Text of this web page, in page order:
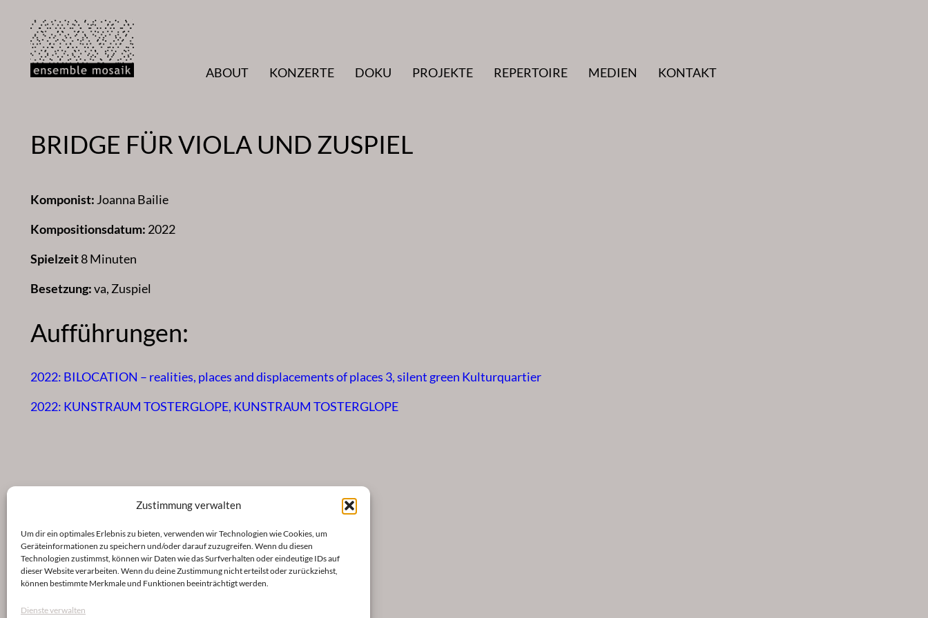
Zustimmung verwalten
Um dir ein optimales Erlebnis zu bieten, verwenden wir Technologien wie Cookies, um
Geräteinformationen zu speichern und/oder darauf zuzugreifen. Wenn du diesen
Technologien zustimmst, können wir Daten wie das Surfverhalten oder eindeutige IDs auf
dieser Website verarbeiten. Wenn du deine Zustimmung nicht erteilst oder zurückziehst,
können bestimmte Merkmale und Funktionen beeinträchtigt werden.
Dienste verwalten
Inhalt
springen
ABOUT
KONZERTE DOKU PROJEKTE REPERTOIRE MEDIEN KONTAKT
BRIDGE FÜR VIOLA UND ZUSPIEL
Komponist:Joanna Bailie
Kompositionsdatum: 2022
Spielzeit8 Minuten
Besetzung:va, Zuspiel
Aufführungen:
2022: BILOCATION – realities, places and displacements of places 3, silent green Kulturquartier
2022: KUNSTRAUM TOSTERGLOPE, KUNSTRAUM TOSTERGLOPE